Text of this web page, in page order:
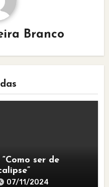
Branco
ser de
07/11/2024